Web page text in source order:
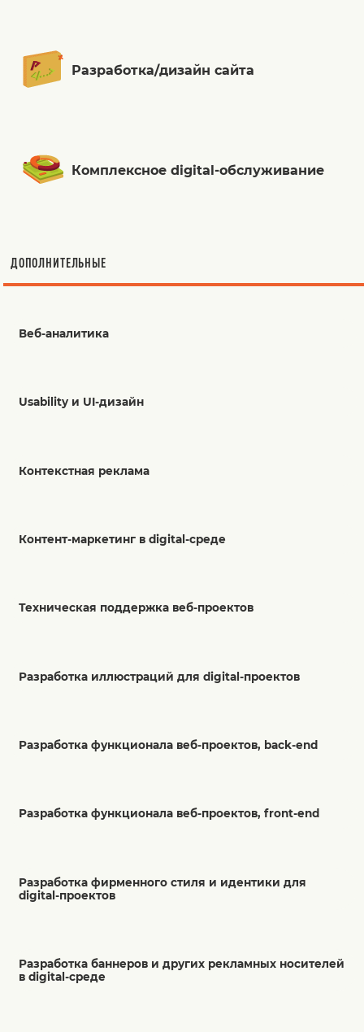
Разработка/дизайн сайта
Комплексное digital-обслуживание
ДОПОЛНИТЕЛЬНЫЕ
Веб-аналитика
Usability и UI-дизайн
Контекстная реклама
Контент-маркетинг в digital-среде
Техническая поддержка веб-проектов
Разработка иллюстраций для digital-проектов
Разработка функционала веб-проектов, back-end
Разработка функционала веб-проектов, front-end
Разработка фирменного стиля и идентики для
digital-проектов
Разработка баннеров и других рекламных носителей
в digital-среде